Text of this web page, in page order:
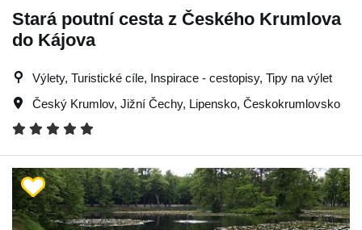
Stará poutní cesta z Českého Krumlova
do Kájova
Výlety, Turistické cíle, Inspirace - cestopisy, Tipy na výlet
Český Krumlov, Jižní Čechy, Lipensko, Českokrumlovsko